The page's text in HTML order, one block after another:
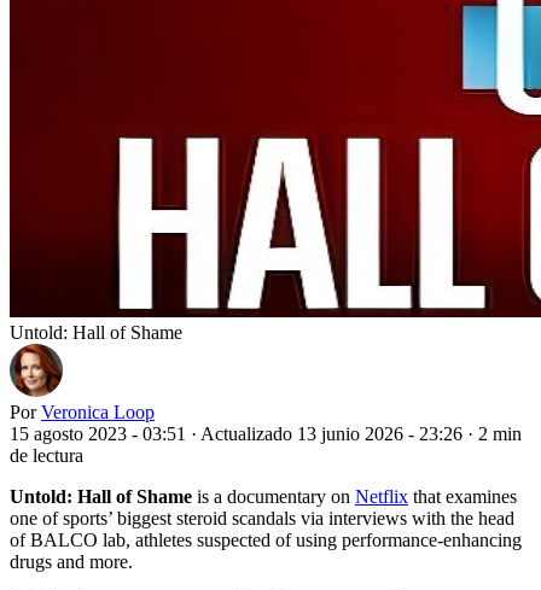
Untold: Hall of Shame
Por Veronica Loop
15 agosto 2023 - 03:51 · Actualizado 13 junio 2026 - 23:26 · 2 min
de lectura
Untold: Hall of Shame is a documentary on Netflix that examines
one of sports’ biggest steroid scandals via interviews with the head
of BALCO lab, athletes suspected of using performance-enhancing
drugs and more.